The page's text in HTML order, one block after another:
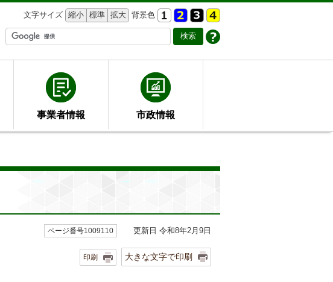
文字サイズ 縮小 標準 拡大 背景色
事業者情報 市政情報
ページ番号1009110 更新日 令和8年2月9日
印刷 大きな文字で印刷